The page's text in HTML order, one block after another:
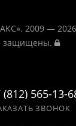
2009 — 2026
защищены.
(812) 565-13-
ЗВОНОК